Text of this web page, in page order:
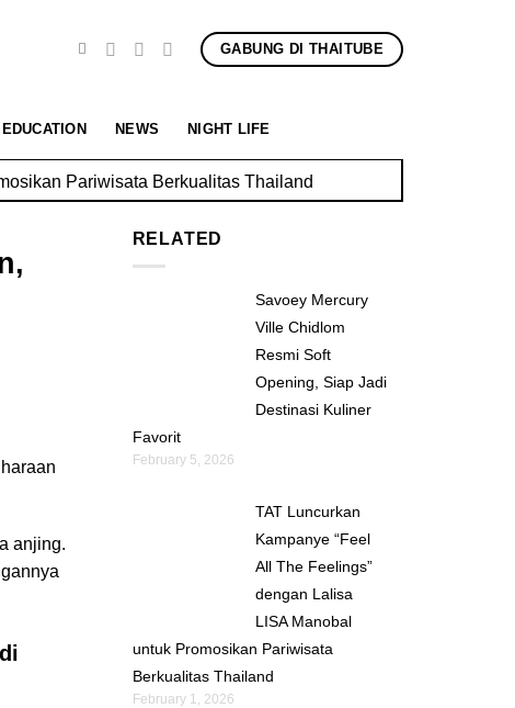
GABUNG DI THAITUBE
EDUCATION NEWS NIGHT LIFE
Pariwisata Berkualitas Thailand
anjing.
RELATED
Savoey Mercury
Ville Chidlom
Resmi Soft
Opening, Siap Jadi
Destinasi Kuliner
Favorit
February 5, 2026
TAT Luncurkan
Kampanye “Feel
All The Feelings”
dengan Lalisa
LISA Manobal
untuk Promosikan Pariwisata
Berkualitas Thailand
February 1, 2026